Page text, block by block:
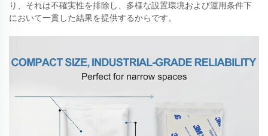
り、それは不確実性を排除し、多様な設置環境および運用条件下
において一貫した結果を提供するからです。